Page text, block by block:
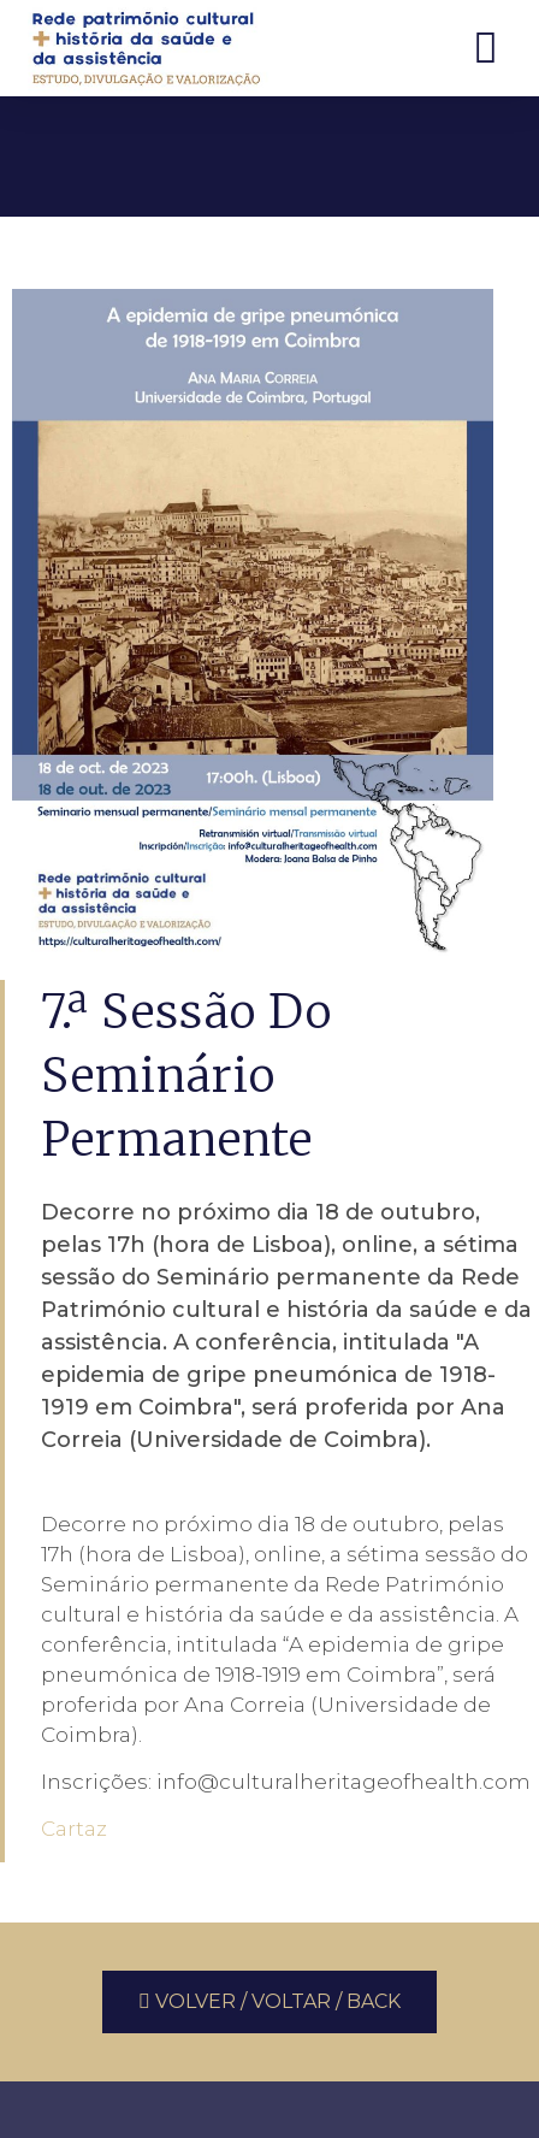
7.ª Sessão Do
Seminário
Permanente
Decorre no próximo dia 18 de outubro,
pelas 17h (hora de Lisboa), online, a sétima
sessão do Seminário permanente da Rede
Património cultural e história da saúde e da
assistência. A conferência, intitulada "A
epidemia de gripe pneumónica de 1918-
1919 em Coimbra", será proferida por Ana
Correia (Universidade de Coimbra).
Decorre no próximo dia 18 de outubro, pelas
17h (hora de Lisboa), online, a sétima sessão do
Seminário permanente da Rede Património
cultural e história da saúde e da assistência. A
conferência, intitulada “A epidemia de gripe
pneumónica de 1918-1919 em Coimbra”, será
proferida por Ana Correia (Universidade de
Coimbra).
Inscrições: info@culturalheritageofhealth.com
Cartaz
VOLVER / VOLTAR / BACK